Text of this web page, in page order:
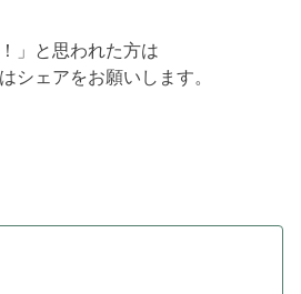
」と思われた方は
シェアをお願いします。